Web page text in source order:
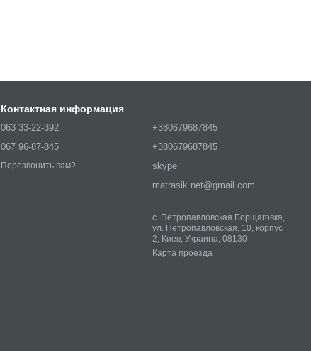
Контактная информация
063 33-22-392
067 96-87-845
Перезвонить вам?
+380679687845
+380679687845
skype
matrasik.net@gmail.com
с. Петропавловская Борщаговка,
ул. Петропавловская, 10, корпус
2, Киев, Украина, 08130
Карта проезда